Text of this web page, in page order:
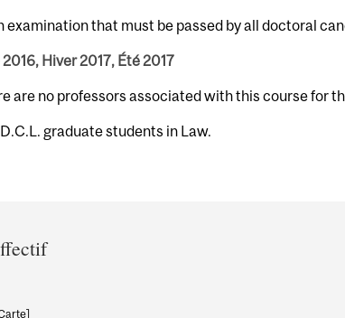
examination that must be passed by all doctoral
Hiver 2017, Été 2017
are no professors associated with this course for
graduate students in Law.